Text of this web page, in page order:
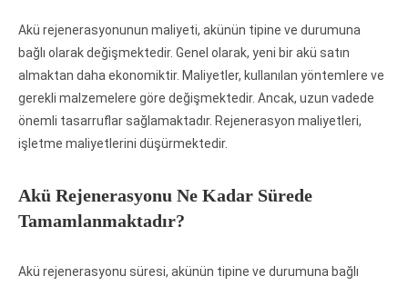
Akü rejenerasyonunun maliyeti, akünün tipine ve durumuna
bağlı olarak değişmektedir. Genel olarak, yeni bir akü satın
almaktan daha ekonomiktir. Maliyetler, kullanılan yöntemlere ve
gerekli malzemelere göre değişmektedir. Ancak, uzun vadede
önemli tasarruflar sağlamaktadır. Rejenerasyon maliyetleri,
işletme maliyetlerini düşürmektedir.
Akü Rejenerasyonu Ne Kadar Sürede
Tamamlanmaktadır?
Akü rejenerasyonu süresi, akünün tipine ve durumuna bağlı